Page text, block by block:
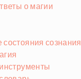
о магии
сознания